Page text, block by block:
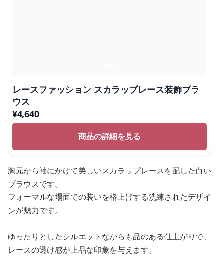
レースファッション スカラップレース装飾ブラ
ウス
¥4,640
商品の詳細を見る
胸元から袖にかけて美しいスカラップレースを配した白い
ブラウスです。
フォーマルな場面での装いを格上げする洗練されたデザイ
ンが魅力です。
ゆったりとしたシルエットながらも品のある仕上がりで、
レースの透け感が上品な印象を与えます。